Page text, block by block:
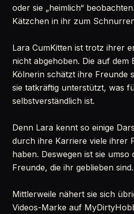
oder sie „heimlich“
Kätzchen in ihr zum
Lara CumKitten ist trotz ihrer
nicht abgehoben. Die auf dem
Kölnerin schätzt ihre Freunde
sie tatkräftig unterstützt, was
selbstverständlich ist.
Denn Lara kennt so einige
durch ihre Karriere viele ihrer
haben. Deswegen ist sie
Freunde, die ihr geblieben sind.
Mittlerweile nähert sie sich
Videos-Marke auf